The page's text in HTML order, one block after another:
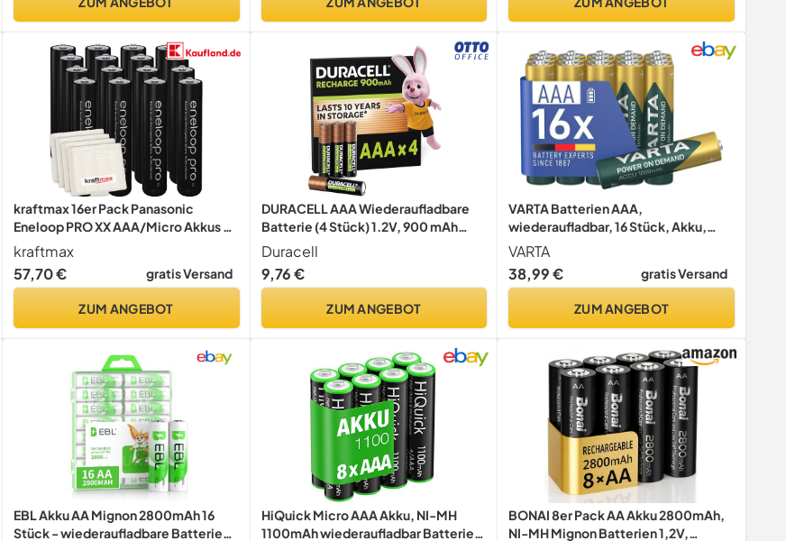
kraftmax 16er Pack Panasonic
Eneloop PRO XX AAA/Micro Akkus -
Neueste Generation - 950 mAh
Hochleistungs Akku Batterien
Akkubox V5
kraftmax
57,70 €
gratis Versand
ZUM ANGEBOT
DURACELL AAA Wiederaufladbare
Batterie (4 Stück) 1.2V, 900 mAh
NiMH
Duracell
9,76 €
ZUM ANGEBOT
VARTA Batterien AAA,
wiederaufladbar, 16 Stück, Akku,
Power on Demand, 1000 mAh Ni-MH,
vorgeladen, sofort einsatzbereit
[Exklusiv bei Amazon]
VARTA
38,99 €
gratis Versand
ZUM ANGEBOT
EBL Akku AA Mignon 2800mAh 16
Stück - wiederaufladbare Batterien
HiQuick Micro AAA Akku, NI-MH
1100mAh wiederaufladbar Batterien,
BONAI 8er Pack AA Akku 2800mAh,
NI-MH Mignon Batterien 1,2V,